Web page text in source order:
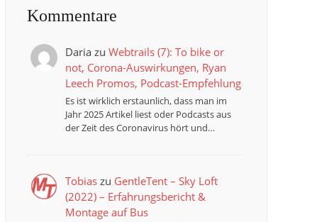
Kommentare
Dariazu Webtrails (7): To bike or
not, Corona-Auswirkungen, Ryan
Leech Promos, Podcast-Empfehlung
Es ist wirklich erstaunlich, dass man im
Jahr 2025 Artikel liest oder Podcasts aus
der Zeit des Coronavirus hört und…
Tobiaszu GentleTent – Sky Loft
(2022) – Erfahrungsbericht &
Montage auf Bus